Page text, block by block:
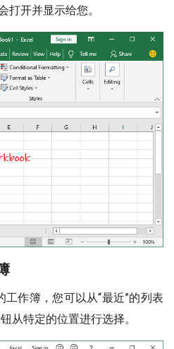
打开并显示给您。
作簿，您可以从“最近”的列表
从特定的位置进行选择。